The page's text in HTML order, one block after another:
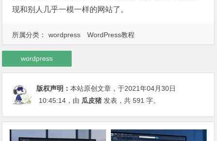
现和别人几乎一模一样的网站了。
所属分类： wordpress WordPress教程
wordpress
版权声明：本站原创文章，于2021年04月30日
10:45:14 ，由 瓜皮猪 发表，共 591 字。